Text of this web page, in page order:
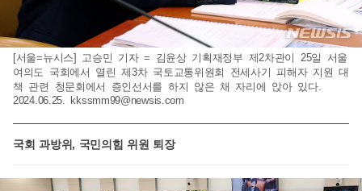
[서울=뉴시스] 고승민 기자 = 김윤상 기획재정부 제2차관이 25일 서울
여의도 국회에서 열린 제3차 국토교통위원회 전세사기 피해자 지원 대
책 관련 청문회에서 증인선서를 하지 않은 채 자리에 앉아 있다.
2024.06.25.
kkssmm99@newsis.com
국회 과방위, 국민의힘 위원 퇴장